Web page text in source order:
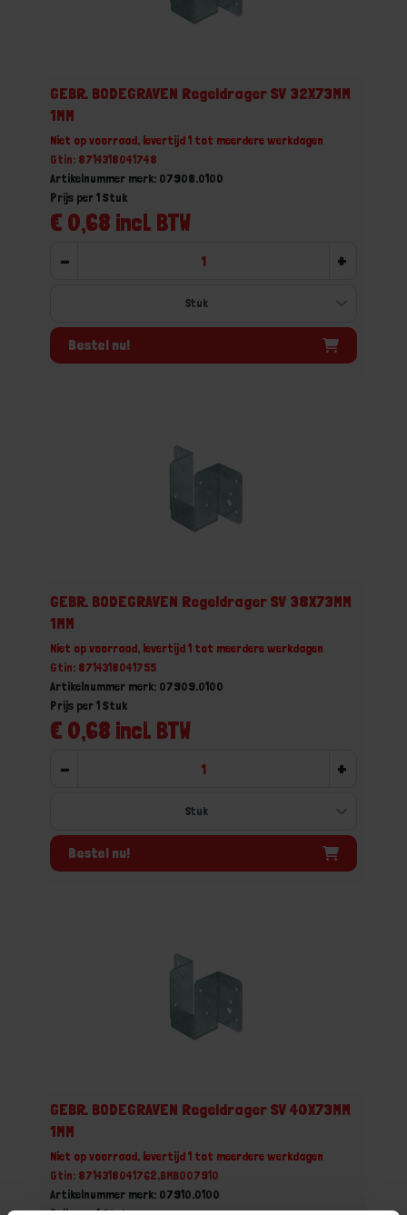
GEBR. BODEGRAVEN Regeldrager SV 32X73MM
1MM
Niet op voorraad, levertijd 1 tot meerdere werkdagen
Gtin: 8714318041748
Artikelnummer merk: 07908.0100
€ 0,68 incl. BTW
Prijs per 1 Stuk
- +
Bestel nu!
GEBR. BODEGRAVEN Regeldrager SV 38X73MM
1MM
Niet op voorraad, levertijd 1 tot meerdere werkdagen
Gtin: 8714318041755
Artikelnummer merk: 07909.0100
€ 0,68 incl. BTW
Prijs per 1 Stuk
- +
Bestel nu!
GEBR. BODEGRAVEN Regeldrager SV 40X73MM
1MM
Niet op voorraad, levertijd 1 tot meerdere werkdagen
Gtin: 8714318041762,BMBO07910
Artikelnummer merk: 07910.0100